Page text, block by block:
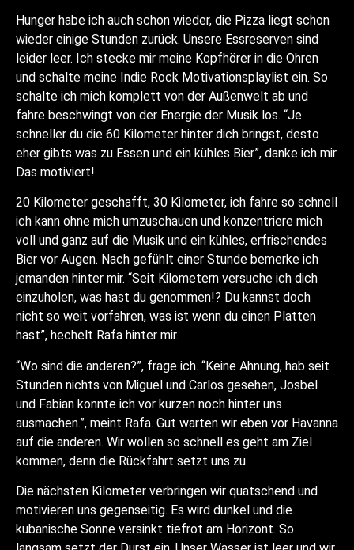
Hunger habe ich auch schon wieder, die Pizza liegt schon
wieder einige Stunden zurück. Unsere Essreserven sind
leider leer. Ich stecke mir meine Kopfhörer in die Ohren
und schalte meine Indie Rock Motivationsplaylist ein. So
schalte ich mich komplett von der Außenwelt ab und
fahre beschwingt von der Energie der Musik los. “Je
schneller du die 60 Kilometer hinter dich bringst, desto
eher gibts was zu Essen und ein kühles Bier”, danke ich mir.
Das motiviert!
20 Kilometer geschafft, 30 Kilometer, ich fahre so schnell
ich kann ohne mich umzuschauen und konzentriere mich
voll und ganz auf die Musik und ein kühles, erfrischendes
Bier vor Augen. Nach gefühlt einer Stunde bemerke ich
jemanden hinter mir. “Seit Kilometern versuche ich dich
einzuholen, was hast du genommen!? Du kannst doch
nicht so weit vorfahren, was ist wenn du einen Platten
hast”, hechelt Rafa hinter mir.
“Wo sind die anderen?”, frage ich. “Keine Ahnung, hab seit
Stunden nichts von Miguel und Carlos gesehen, Josbel
und Fabian konnte ich vor kurzen noch hinter uns
ausmachen.”, meint Rafa. Gut warten wir eben vor Havanna
auf die anderen. Wir wollen so schnell es geht am Ziel
kommen, denn die Rückfahrt setzt uns zu.
Die nächsten Kilometer verbringen wir quatschend und
motivieren uns gegenseitig. Es wird dunkel und die
kubanische Sonne versinkt tiefrot am Horizont. So